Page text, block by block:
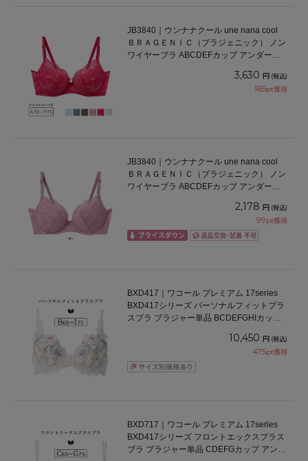
JB3840｜ウンナナクール une nana cool
ＢＲＡＧＥＮＩＣ（ブラジェニック） ノン
ワイヤーブラ ABCDEFカップ アンダー
3,630 円 (税込)
165pt獲得
JB3840｜ウンナナクール une nana cool
ＢＲＡＧＥＮＩＣ（ブラジェニック） ノン
ワイヤーブラ ABCDEFカップ アンダー
2,178 円 (税込)
99pt獲得
BXD417｜ワコール プレミアム 17series
BXD417シリーズ パーソナルフィットプラ
スブラ ブラジャー単品 BCDEFGHIカップ
10,450 円 (税込)
475pt獲得
BXD717｜ワコール プレミアム 17series
BXD417シリーズ フロントエックスプラス
ブラ ブラジャー単品 CDEFGカップ アンダ